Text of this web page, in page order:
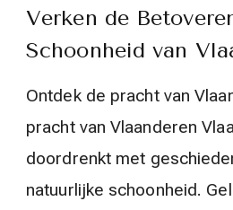
Verken de
Schoonheid van
Ontdek de pracht van
pracht van Vlaanderen
doordrenkt met
natuurlijke schoonheid.